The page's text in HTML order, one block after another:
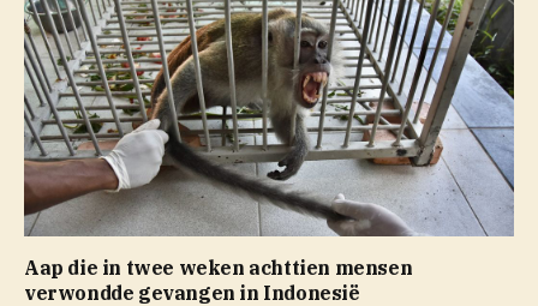
Aap die in twee weken achttien mensen
verwondde gevangen in Indonesië